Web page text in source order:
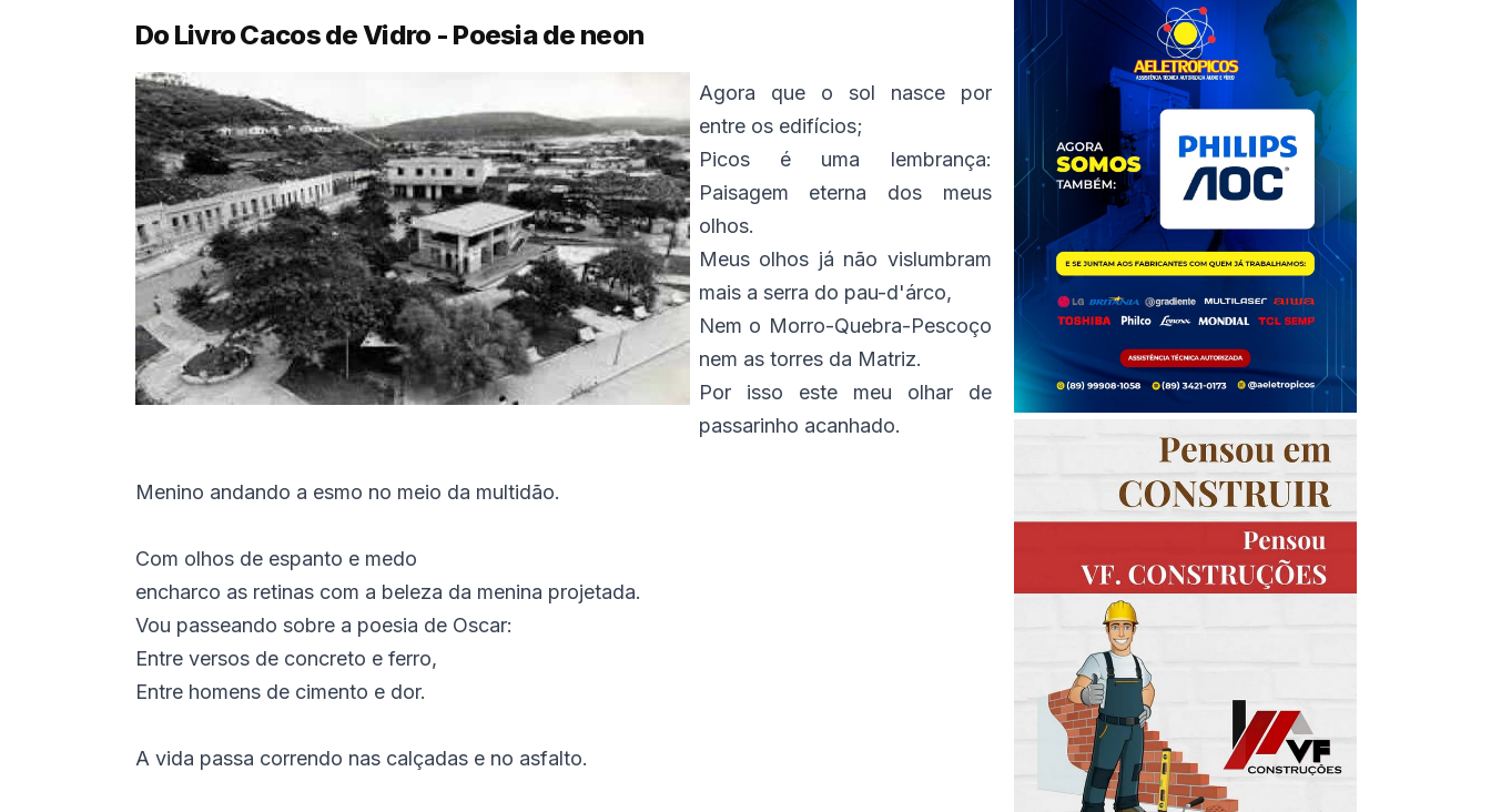
Do Livro Cacos de Vidro - Poesia de neon
Agora que o sol nasce por
entre os edifícios;
Picos é uma lembrança:
Paisagem eterna dos meus
olhos.
Meus olhos já não vislumbram
mais a serra do pau-d'árco,
Nem o Morro-Quebra-Pescoço
nem as torres da Matriz.
Por isso este meu olhar de
passarinho acanhado.
Menino andando a esmo no meio da multidão.
Com olhos de espanto e medo
encharco as retinas com a beleza da menina projetada.
Vou passeando sobre a poesia de Oscar:
Entre versos de concreto e ferro,
Entre homens de cimento e dor.
A vida passa correndo nas calçadas e no asfalto.